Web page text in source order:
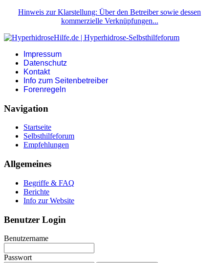
Hinweis zur Klarstellung: Über den Betreiber sowie dessen
kommerzielle Verknüpfungen...
Impressum
Datenschutz
Kontakt
Info zum Seitenbetreiber
Forenregeln
Navigation
Startseite
Selbsthilfeforum
Empfehlungen
Allgemeines
Begriffe & FAQ
Berichte
Info zur Website
Benutzer Login
Benutzername
Passwort